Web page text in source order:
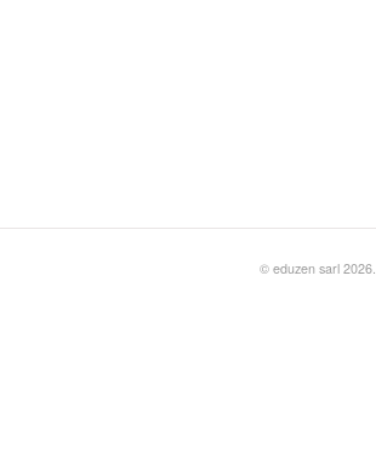
© eduzen sarl 2026.